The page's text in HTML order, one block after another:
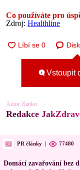
Co používáte pro
Zdroj: Healthline
Vstoupit
Autor článku
Redakce
PR články | 77480
Domácí zavařování bez